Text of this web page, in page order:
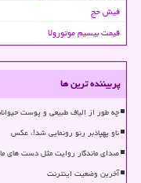
فیش حج
قیمت بیسیم موتورولا
پربیننده ترین ها
چه طور از الیاف طبیعی و پوست
ناو پهپادبر رنو رونمایی شد!، عکس
صدای ماندگار روایت مثل دست های
آخرین وضعیت اینترنت